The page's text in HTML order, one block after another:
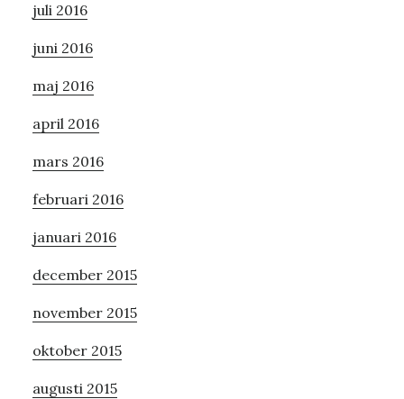
juli 2016
juni 2016
maj 2016
april 2016
mars 2016
februari 2016
januari 2016
december 2015
november 2015
oktober 2015
augusti 2015